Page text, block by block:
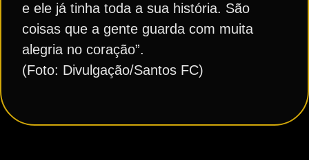
e ele já tinha toda a sua história. São
coisas que a gente guarda com muita
alegria no coração”.
(Foto: Divulgação/Santos FC)